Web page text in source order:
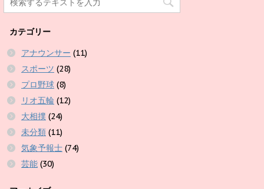
カテゴリー
アナウンサー (11)
スポーツ (28)
プロ野球 (8)
リオ五輪 (12)
大相撲 (24)
未分類 (11)
気象予報士 (74)
芸能 (30)